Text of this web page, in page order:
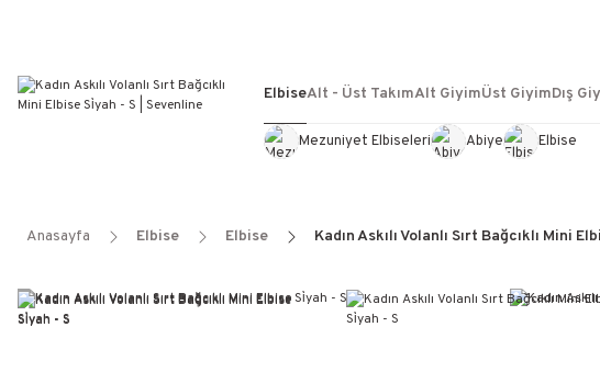
Elbise
Mezuniyet Elbiseleri Abiye Elbise
Alt - Üst TakımAlt GiyimÜst GiyimDış
Anasayfa Elbise Elbise Kadın Askılı Volanlı Sırt Bağcıklı Mini